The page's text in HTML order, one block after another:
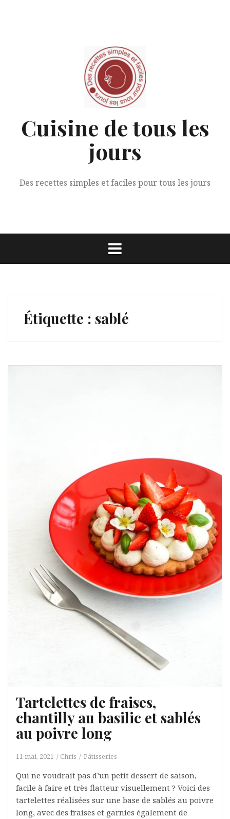
Cuisine de tous les
jours
Des recettes simples et faciles pour tous les jours
Étiquette : sablé
Tartelettes de fraises,
chantilly au basilic et sablés
au poivre long
11 mai, 2021 Chris Pâtisseries
Qui ne voudrait pas d’un petit dessert de saison,
facile à faire et très flatteur visuellement ? Voici des
tartelettes réalisées sur une base de sablés au poivre
long, avec des fraises et garnies également de